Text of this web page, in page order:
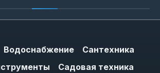
Водоснабжение
Сантехника
Садовая техника